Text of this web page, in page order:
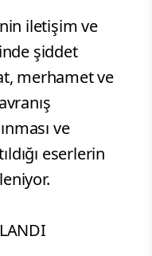
iletişim ve
şiddet
merhamet ve
ve
eserlerin